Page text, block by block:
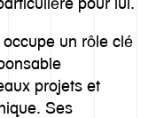
un rôle clé
projets et
Ses